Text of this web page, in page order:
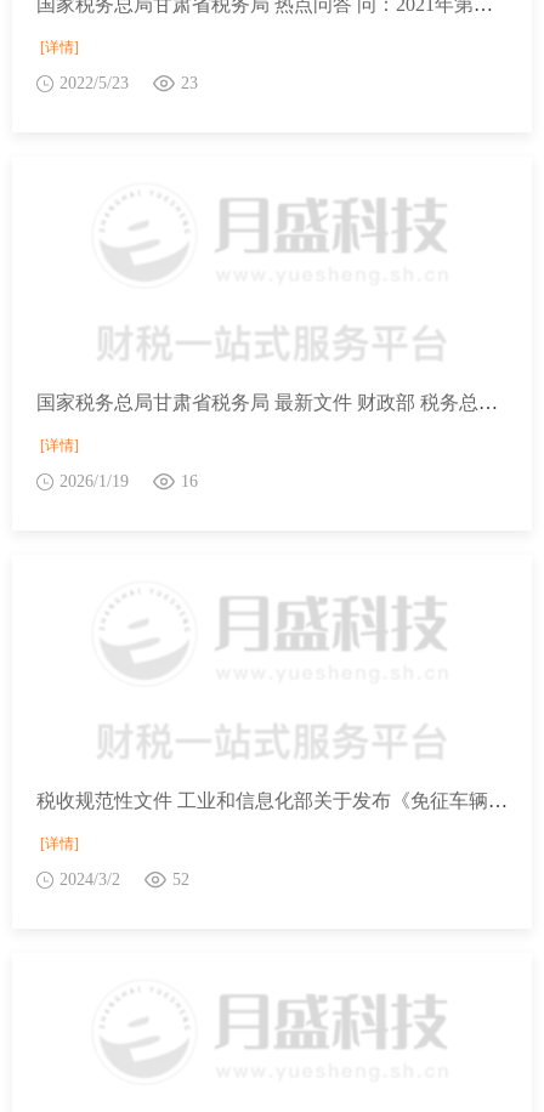
国家税务总局甘肃省税务局 热点问答 问：2021年第四季度已缓缴企业所得税的纳税人，汇算清缴需要补税的，如何办理2021年度汇算清缴？
[详情]
2022/5/23 23
国家税务总局甘肃省税务局 最新文件 财政部 税务总局关于延续实施境外机构投资国债和地方政府债券增值税政策的公告
[详情]
2026/1/19 16
税收规范性文件 工业和信息化部关于发布《免征车辆购置税的设有固定装置的非运输专用作业车辆目录》（第十四批）的公告
[详情]
2024/3/2 52